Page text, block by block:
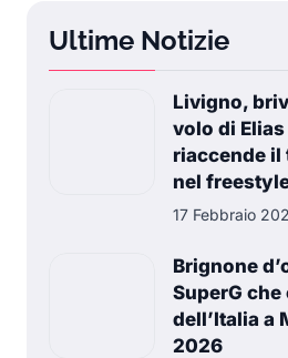
Ultime Notizie
Livigno,
volo di
riaccende il
nel
17 Febbraio
Brignone
SuperG
dell’Italia a
2026